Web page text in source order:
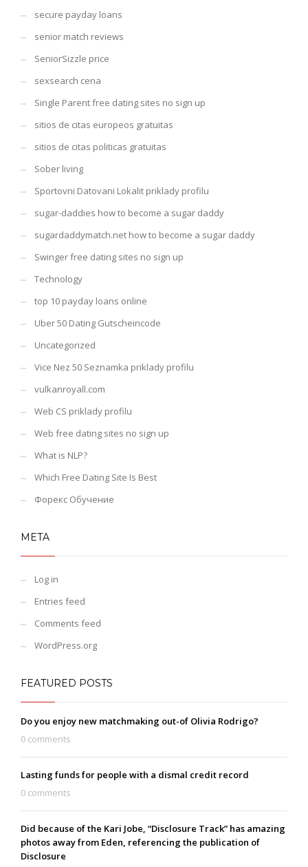
secure payday loans
senior match reviews
SeniorSizzle price
sexsearch cena
Single Parent free dating sites no sign up
sitios de citas europeos gratuitas
sitios de citas politicas gratuitas
Sober living
Sportovni Datovani Lokalit priklady profilu
sugar-daddies how to become a sugar daddy
sugardaddymatch.net how to become a sugar daddy
Swinger free dating sites no sign up
Technology
top 10 payday loans online
Uber 50 Dating Gutscheincode
Uncategorized
Vice Nez 50 Seznamka priklady profilu
vulkanroyall.com
Web CS priklady profilu
Web free dating sites no sign up
What is NLP?
Which Free Dating Site Is Best
Форекс Обучение
META
Log in
Entries feed
Comments feed
WordPress.org
FEATURED POSTS
Do you enjoy new matchmaking out-of Olivia Rodrigo?
0 comments
Lasting funds for people with a dismal credit record
0 comments
Did because of the Kari Jobe, “Disclosure Track” has amazing
photos away from Eden, referencing the publication of
Disclosure